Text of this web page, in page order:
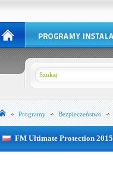
Programy Bezpieczeństwo
FM Ultimate Protection 2015